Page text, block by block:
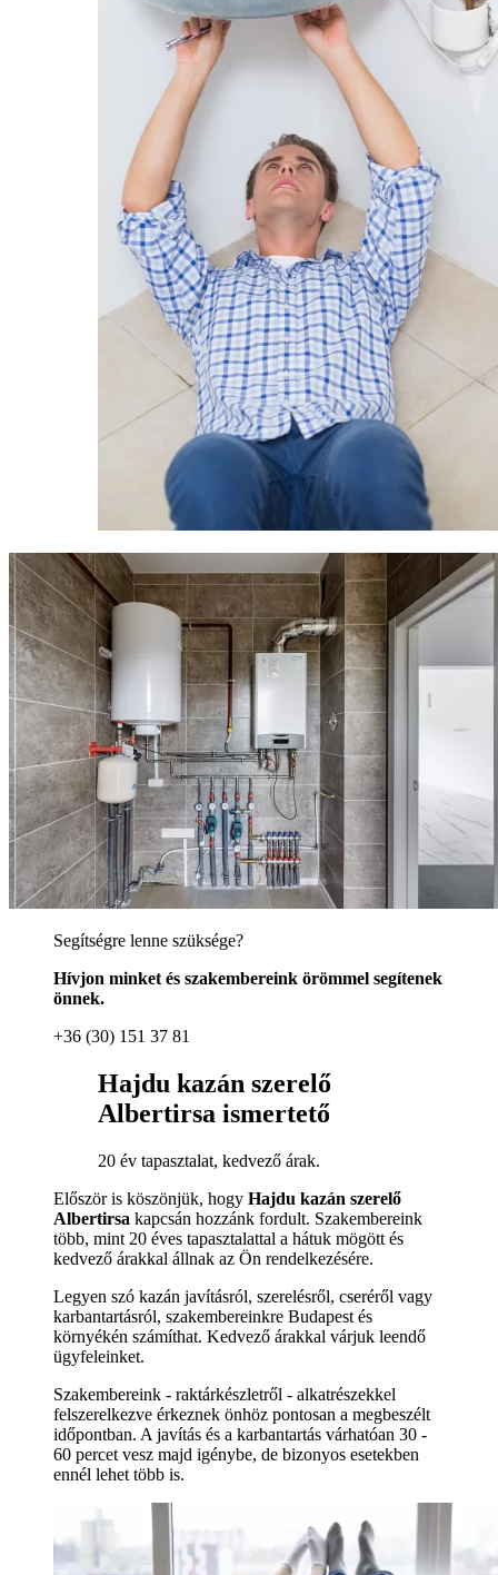
Segítségre lenne szüksége?
Hívjon minket és szakembereink örömmel segítenek
önnek.
+36 (30) 151 37 81
Hajdu kazán szerelő
Albertirsa ismertető
20 év tapasztalat, kedvező árak.
Először is köszönjük, hogy Hajdu kazán szerelő
Albertirsa kapcsán hozzánk fordult. Szakembereink
több, mint 20 éves tapasztalattal a hátuk mögött és
kedvező árakkal állnak az Ön rendelkezésére.
Legyen szó kazán javításról, szerelésről, cseréről vagy
karbantartásról, szakembereinkre Budapest és
környékén számíthat. Kedvező árakkal várjuk leendő
ügyfeleinket.
Szakembereink - raktárkészletről - alkatrészekkel
felszerelkezve érkeznek önhöz pontosan a megbeszélt
időpontban. A javítás és a karbantartás várhatóan 30 -
60 percet vesz majd igénybe, de bizonyos esetekben
ennél lehet több is.